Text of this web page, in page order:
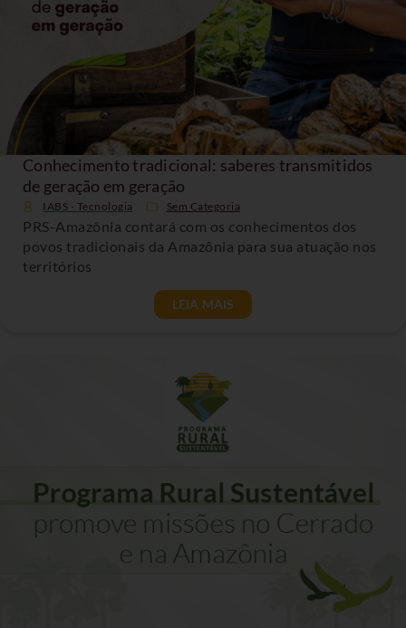
Conhecimento tradicional: saberes transmitidos
de geração em geração
IABS - Tecnologia Sem Categoria
PRS-Amazônia contará com os conhecimentos dos
povos tradicionais da Amazônia para sua atuação nos
territórios
LEIA MAIS